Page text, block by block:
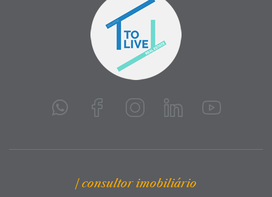
| consultor imobiliário